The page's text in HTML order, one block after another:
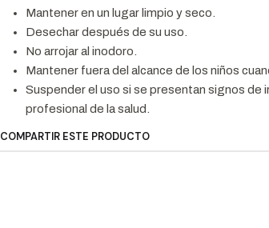
Mantener en un lugar limpio y seco.
Desechar después de su uso.
No arrojar al inodoro.
Mantener fuera del alcance de los niños
Suspender el uso si se presentan signos de
profesional de la salud.
COMPARTIR ESTE PRODUCTO